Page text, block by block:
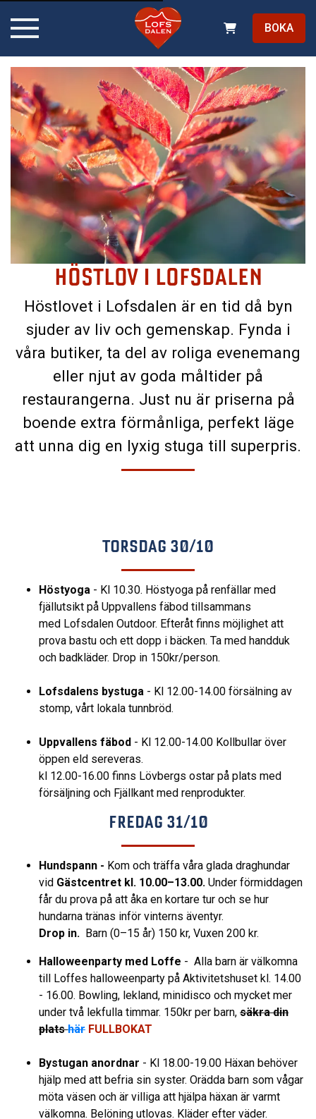
BOKA
HÖSTLOV I LOFSDALEN
Höstlovet i Lofsdalen är en tid då byn
sjuder av liv och gemenskap. Fynda i
våra butiker, ta del av roliga evenemang
eller njut av goda måltider på
restaurangerna. Just nu är priserna på
boende extra förmånliga, perfekt läge
att unna dig en lyxig stuga till superpris.
TORSDAG 30/10
Höstyoga - Kl 10.30. Höstyoga på renfällar med
fjällutsikt på Uppvallens fäbod tillsammans
med Lofsdalen Outdoor. Efteråt finns möjlighet att
prova bastu och ett dopp i bäcken. Ta med handduk
och badkläder. Drop in 150kr/person.
Lofsdalens bystuga - Kl 12.00-14.00 försälning av
stomp, vårt lokala tunnbröd.
Uppvallens fäbod - Kl 12.00-14.00 Kollbullar över
öppen eld sereveras.
kl 12.00-16.00 finns Lövbergs ostar på plats med
försäljning och Fjällkant med renprodukter.
FREDAG 31/10
Hundspann - Kom och träffa våra glada draghundar
vid Gästcentret kl. 10.00–13.00. Under förmiddagen
får du prova på att åka en kortare tur och se hur
hundarna tränas inför vinterns äventyr.
Drop in. Barn (0–15 år) 150 kr, Vuxen 200 kr.
Halloweenparty med Loffe - Alla barn är välkomna
till Loffes halloweenparty på Aktivitetshuset kl. 14.00
- 16.00. Bowling, lekland, minidisco och mycket mer
under två lekfulla timmar. 150kr per barn, säkra din
platshär FULLBOKAT
Bystugan anordnar - Kl 18.00-19.00 Häxan behöver
hjälp med att befria sin syster. Orädda barn som vågar
möta väsen och är villiga att hjälpa häxan är varmt
välkomna. Belöning utlovas. Kläder efter väder.